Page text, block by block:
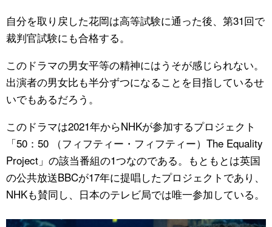
自分を取り戻した花岡は高等試験に通った後、第31回で
裁判官試験にも合格する。
このドラマの男女平等の精神にはうそが感じられない。
出演者の男女比も半分ずつになることを目指しているせ
いでもあるだろう。
このドラマは2021年からNHKが参加するプロジェクト
「50：50 （フィフティー・フィフティー）The Equality
Project」の該当番組の1つなのである。もともとは英国
の公共放送BBCが17年に提唱したプロジェクトであり、
NHKも賛同し、日本のテレビ局では唯一参加している。